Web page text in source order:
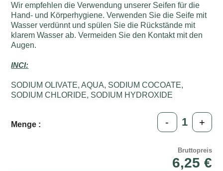
Wir empfehlen die Verwendung unserer Seifen für die
Hand- und Körperhygiene. Verwenden Sie die Seife mit
Wasser verdünnt und spülen Sie die Rückstände mit
klarem Wasser ab. Vermeiden Sie den Kontakt mit den
Augen.
INCI:
SODIUM OLIVATE, AQUA, SODIUM COCOATE,
SODIUM CHLORIDE, SODIUM HYDROXIDE
Menge : - +
Bruttopreis
6,25 €